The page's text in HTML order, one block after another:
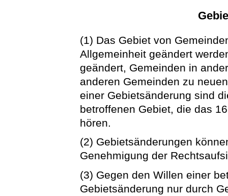
(1) Das Gebiet von
Allgemeinheit geändert
geändert, Gemeinden in
anderen Gemeinden zu
einer Gebietsänderung sind
betroffenen Gebiet, die das
hören.
(2) Gebietsänderungen
Genehmigung der
(3) Gegen den Willen einer
Gebietsänderung nur durch